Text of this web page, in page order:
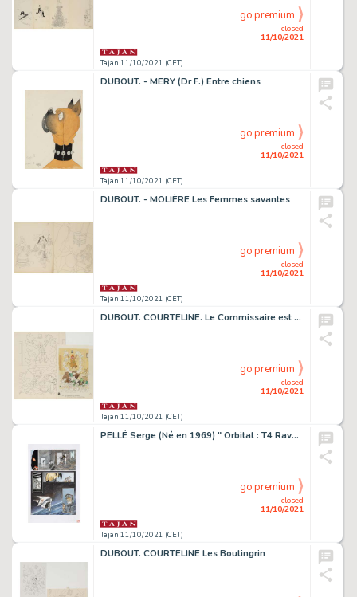
Tajan 11/10/2021 (CET)
closed
11/10/2021
go premium
DUBOUT. - MÉRY (Dr F.) Entre chiens
Tajan 11/10/2021 (CET)
closed
11/10/2021
go premium
DUBOUT. - MOLIÈRE Les Femmes savantes
Tajan 11/10/2021 (CET)
closed
11/10/2021
go premium
DUBOUT. COURTELINE. Le Commissaire est bon enfant
Tajan 11/10/2021 (CET)
closed
11/10/2021
go premium
PELLÉ Serge (Né en 1969) " Orbital : T4 Ravages ". Planche originale 49 du quatrième tome et calque format 30 x 42 cm pour mise...
Tajan 11/10/2021 (CET)
closed
11/10/2021
go premium
DUBOUT. COURTELINE Les Boulingrin